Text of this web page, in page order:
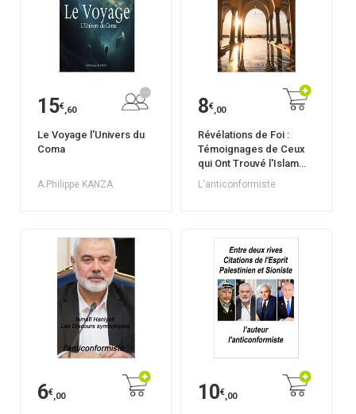
15€,60
Le Voyage l'Univers du
Coma
A.Philippe KANZA
8€,00
Révélations de Foi :
Témoignages de Ceux
qui Ont Trouvé l'Islam
Recueil réalisé par
L'anticonformiste
6€,00 10€,00